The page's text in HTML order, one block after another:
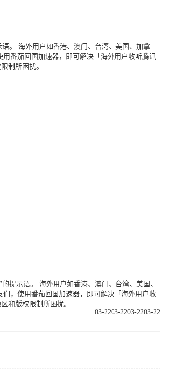
。 海外用户如香港、澳门、台湾、美国、加拿
番茄回国加速器，即可解决「海外用户收听腾讯
制所困扰。
提示语。 海外用户如香港、澳门、台湾、美国、
，使用番茄回国加速器，即可解决「海外用户收
和版权限制所困扰。
03-22
03-22
03-22
03-22